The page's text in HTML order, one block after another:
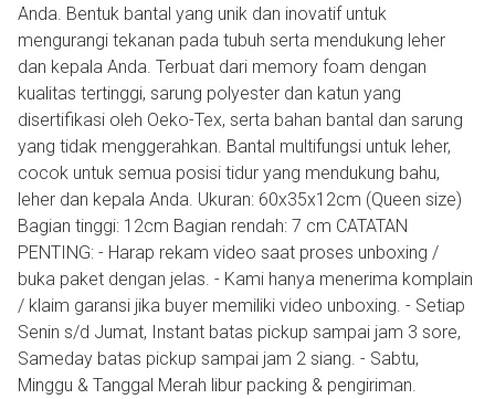
Anda. Bentuk bantal yang unik dan inovatif untuk
mengurangi tekanan pada tubuh serta mendukung leher
dan kepala Anda. Terbuat dari memory foam dengan
kualitas tertinggi, sarung polyester dan katun yang
disertifikasi oleh Oeko-Tex, serta bahan bantal dan sarung
yang tidak menggerahkan. Bantal multifungsi untuk leher,
cocok untuk semua posisi tidur yang mendukung bahu,
leher dan kepala Anda. Ukuran: 60x35x12cm (Queen size)
Bagian tinggi: 12cm Bagian rendah: 7 cm CATATAN
PENTING: - Harap rekam video saat proses unboxing /
buka paket dengan jelas. - Kami hanya menerima komplain
/ klaim garansi jika buyer memiliki video unboxing. - Setiap
Senin s/d Jumat, Instant batas pickup sampai jam 3 sore,
Sameday batas pickup sampai jam 2 siang. - Sabtu,
Minggu & Tanggal Merah libur packing & pengiriman.